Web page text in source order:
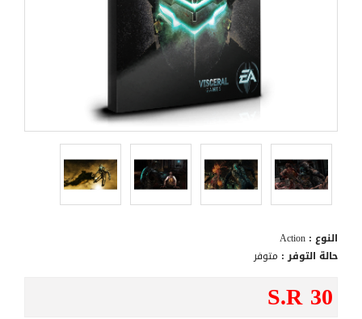
النوع :
حالة التوفر : متوفر
S.R 30